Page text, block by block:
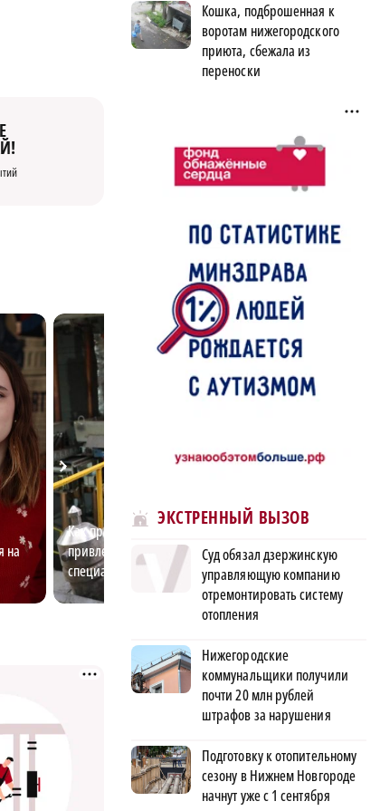
на
Как предприятия малых городов
привлекают молодых
специалистов
Кулябина
избавиться от
Кошка, подброшенная к
воротам нижегородского
приюта, сбежала из
переноски
ЭКСТРЕННЫЙ ВЫЗОВ
Суд обязал дзержинскую
управляющую компанию
отремонтировать систему
отопления
Нижегородские
коммунальщики получили
почти 20 млн рублей
штрафов за нарушения
Подготовку к отопительному
сезону в Нижнем Новгороде
начнут уже с 1 сентября